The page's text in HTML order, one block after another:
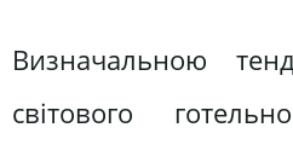
Визначальною
світового